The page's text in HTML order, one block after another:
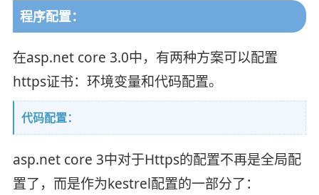
程序配置：
在asp.net core 3.0中，有两种方案可以配置
https证书：环境变量和代码配置。
代码配置：
asp.net core 3中对于Https的配置不再是全局配
置了，而是作为kestrel配置的一部分了：